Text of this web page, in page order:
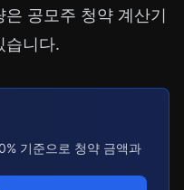
은 공모주 청약 계산기
습니다.
기준으로 청약 금액과